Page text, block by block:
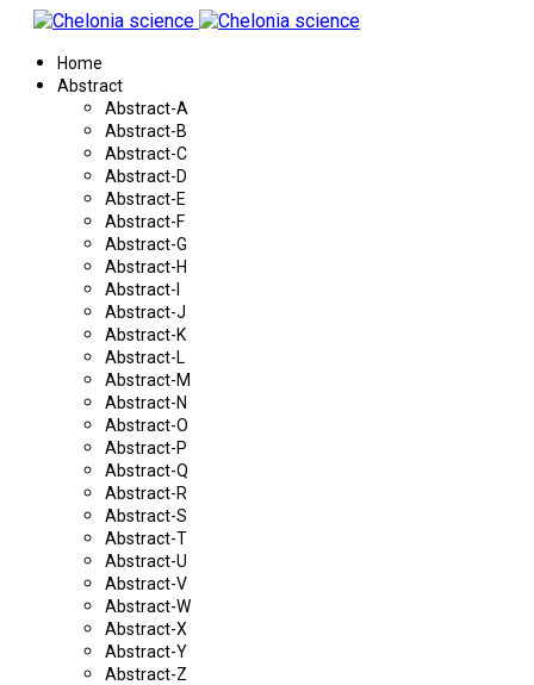
Home
Abstract
Abstract-A
Abstract-B
Abstract-C
Abstract-D
Abstract-E
Abstract-F
Abstract-G
Abstract-H
Abstract-I
Abstract-J
Abstract-K
Abstract-L
Abstract-M
Abstract-N
Abstract-O
Abstract-P
Abstract-Q
Abstract-R
Abstract-S
Abstract-T
Abstract-U
Abstract-V
Abstract-W
Abstract-X
Abstract-Y
Abstract-Z